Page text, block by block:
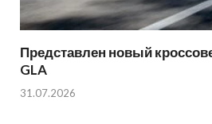
Представлен новый
GLA
31.07.2026